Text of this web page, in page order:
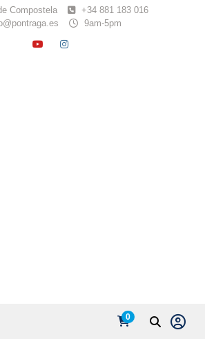
Compostela
+34 881 183 016
9am-5pm
YOUTUBE
INSTAGRAM
0